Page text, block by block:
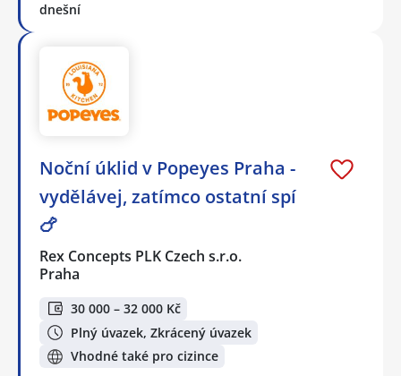
dnešní
Noční úklid v Popeyes Praha -
vydělávej, zatímco ostatní spí
🍗
Rex Concepts PLK Czech s.r.o.
Praha
30 000 – 32 000 Kč
Plný úvazek, Zkrácený úvazek
Vhodné také pro cizince